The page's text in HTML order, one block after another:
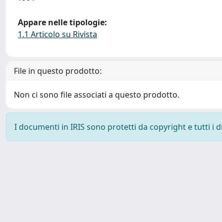
Appare nelle tipologie:
1.1 Articolo su Rivista
File in questo prodotto:
Non ci sono file associati a questo prodotto.
I documenti in IRIS sono protetti da copyright e tutti i